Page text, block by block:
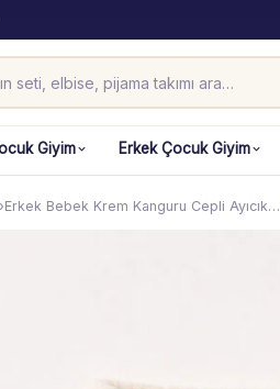
Giyim Erkek Çocuk Giyim
›Erkek Bebek Krem Kanguru Cepli Ayıcık…